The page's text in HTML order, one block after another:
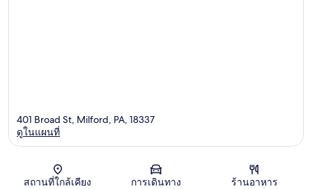
แผนที่
401 Broad St, Milford, PA, 18337
ดูในแผนที่
สถานที่ใกล้เคียง การเดินทาง ร้านอาหาร